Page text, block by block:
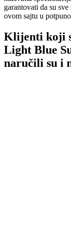
garantovati da su
ovom sajtu u
Klijenti koji
Light Blue
naručili su i